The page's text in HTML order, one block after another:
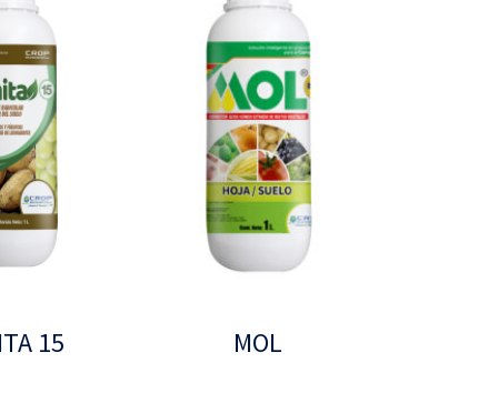
15 MOL